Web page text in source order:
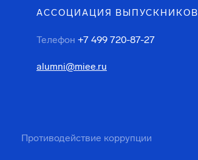
АССОЦИАЦИЯ ВЫПУСКНИКОВ
Телефон +7 499 720-87-27
alumni@miee.ru
Противодействие коррупции